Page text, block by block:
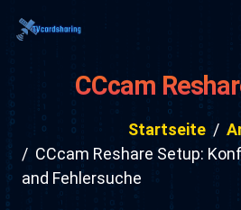
CCcam
Startseite
CCcam Reshare Setup:
and Fehlersuche